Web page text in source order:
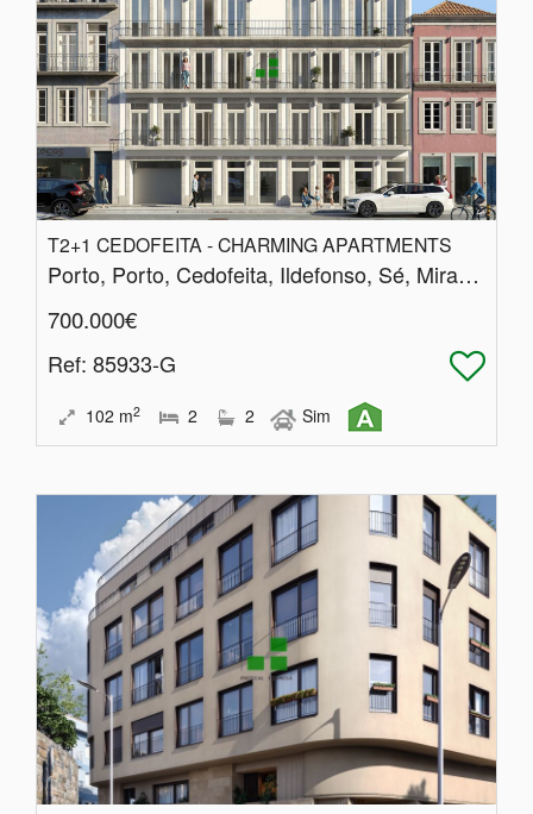
T2+1 CEDOFEITA - CHARMING APARTMENTS
Porto, Porto, Cedofeita, Ildefonso, Sé, Miragaia, Nicolau, Vitória
700.000€
Ref: 85933-G
102 m2 2 2 Sim